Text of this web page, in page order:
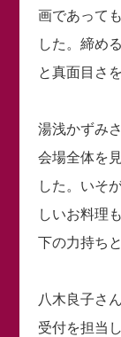
画であって
した。締め
と真面目さ
湯浅かずみさ
会場全体を
した。いそ
しいお料理
下の力持ち
八木良子さん
受付を担当